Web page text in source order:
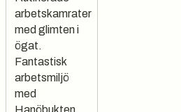
arbetskamrater
med glimten i
ögat.
Fantastisk
arbetsmiljö
med